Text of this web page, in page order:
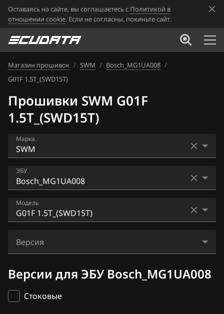
Оставаясь на сайте, вы соглашаетесь с Политикой в
отношении cookie. Если не согласны, покиньте сайт.
Магазин прошивок / SWM / Bosch_MG1UA008 /
G01F 1.5T_(SWD15T)
Прошивки SWM G01F
1.5T_(SWD15T)
Марка
Acura
Alfa Romeo
ATLAS
BAIC
Bentley
ЭБУ
Bosch_MG1UA008
Модель
Версия
F01RB0DW0L_AM1507D345
F01RB0DW0L_AM1507D347
Версии для ЭБУ Bosch_MG1UA008
Стоковые